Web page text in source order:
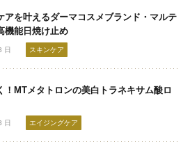
アを叶えるダーマコスメブランド・マルテ
機能日焼け止め
日 スキンケア
！MTメタトロンの美白トラネキサム酸ロ
日 エイジングケア